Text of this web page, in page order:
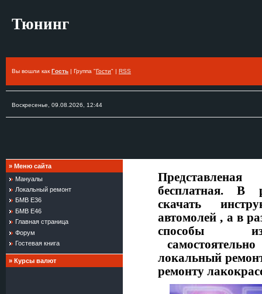
Тюнинг
Вы вошли как Гость | Группа "Гости" | RSS
Воскресенье, 09.08.2026, 12:44
» Меню сайта
Мануалы
Локальный ремонт
БМВ Е36
БМВ Е46
Главная страница
Форум
Гостевая книга
» Курсы валют
бесплатная. В
скачать
автомолей , а в
способы
локальный
ремонту